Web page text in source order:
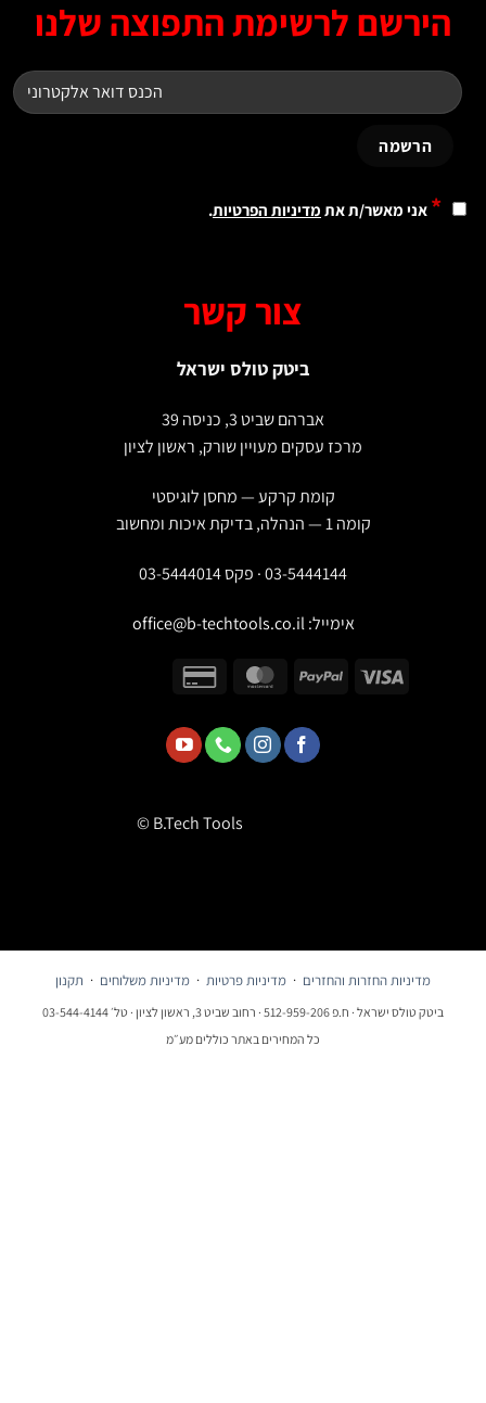
לרשימת התפוצה שלנו
אני מאשר/ת אתמדיניות הפרטיות.
צור קשר
ביטק טולס ישראל
אברהם שביט 3, כניסה 39
מרכז עסקים מעויין שורק, ראשון לציון
קומת קרקע — מחסן לוגיסטי
03-5444144 · פקס 03-5444014
אימייל:office@b-techtools.co.il
© B.Tech Tools
מדיניות החזרות והחזרים ·מדיניות פרטיות·מדיניות משלוחים·תקנון
ביטק טולס ישראל · ח.פ 512-959-206 · רחוב שביט 3, ראשון לציון · טל׳ 03-544-4144
כל המחירים באתר כוללים מע״מ